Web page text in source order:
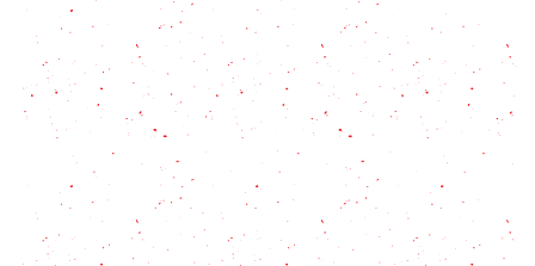
Todo lo que querías saber sobre la pitaya, pitahaya
o fruta del dragón